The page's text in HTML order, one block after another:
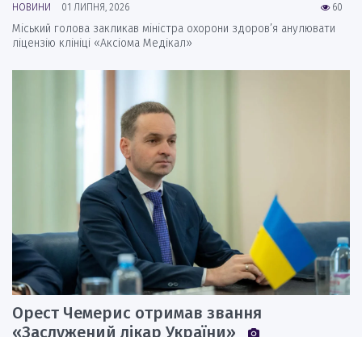
60
НОВИНИ 01 ЛИПНЯ, 2026
Міський голова закликав міністра охорони здоров’я анулювати
ліцензію клініці «Аксіома Медікал»
Орест Чемерис отримав звання
«Заслужений лікар України»